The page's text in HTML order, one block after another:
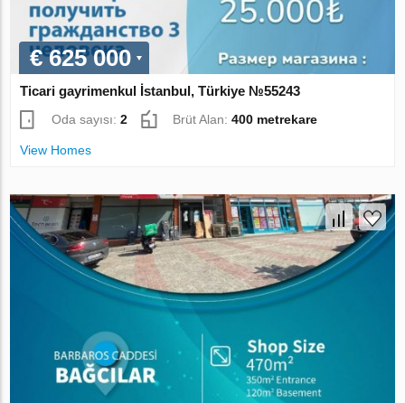
€ 625 000
Ticari gayrimenkul İstanbul, Türkiye №55243
Oda sayısı:2 Brüt Alan:400 metrekare
View Homes